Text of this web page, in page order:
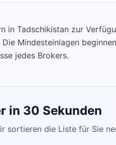
Tadschikistan zur
Mindesteinlagen
jedes Brokers.
in 30 Sekunden
sortieren die Liste für Sie